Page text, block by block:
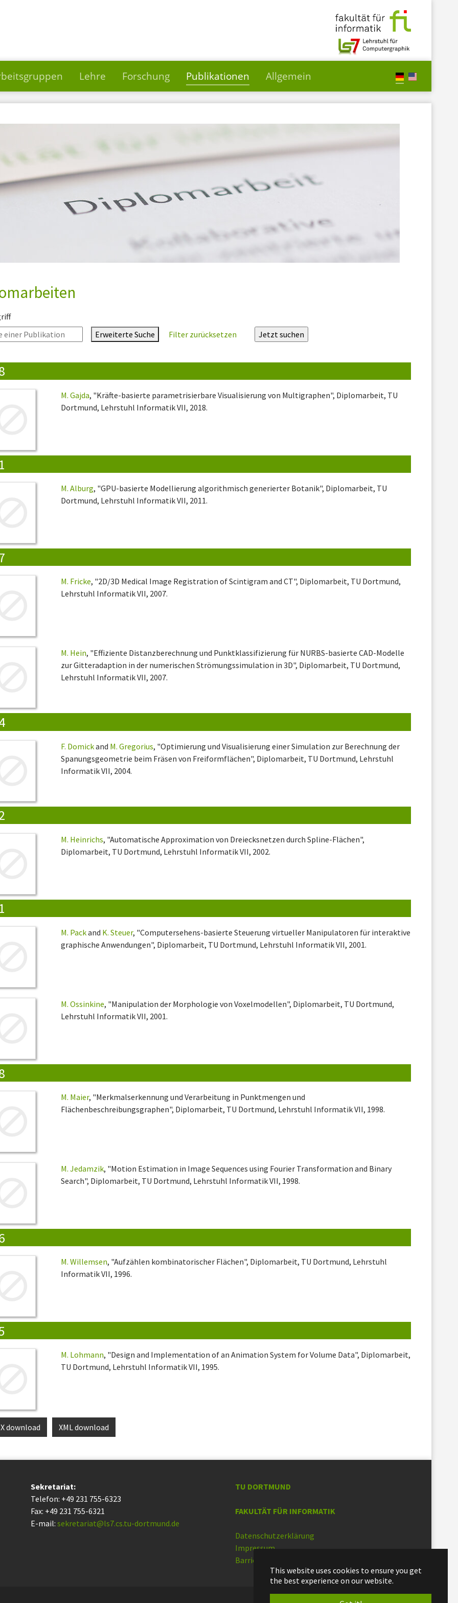
This website uses cookies to ensure you get
the best experience on our website.
Lehre Forschung Publikationen Allgemein
Erweiterte Suche
Filter zurücksetzen
M. Gajda, "Kräfte-basierte parametrisierbare Visualisierung von Multigraphen", Diplomarbeit, TU
Dortmund, Lehrstuhl Informatik VII, 2018.
M. Alburg, "GPU-basierte Modellierung algorithmisch generierter Botanik", Diplomarbeit, TU
Dortmund, Lehrstuhl Informatik VII, 2011.
M. Fricke, "2D/3D Medical Image Registration of Scintigram and CT", Diplomarbeit, TU Dortmund,
Lehrstuhl Informatik VII, 2007.
M. Hein, "Effiziente Distanzberechnung und Punktklassifizierung für NURBS-basierte CAD-Modelle
zur Gitteradaption in der numerischen Strömungssimulation in 3D", Diplomarbeit, TU Dortmund,
Lehrstuhl Informatik VII, 2007.
F. Domickand M. Gregorius, "Optimierung und Visualisierung einer Simulation zur Berechnung der
Spanungsgeometrie beim Fräsen von Freiformflächen", Diplomarbeit, TU Dortmund, Lehrstuhl
Informatik VII, 2004.
M. Heinrichs, "Automatische Approximation von Dreiecksnetzen durch Spline-Flächen",
Diplomarbeit, TU Dortmund, Lehrstuhl Informatik VII, 2002.
M. Packand K. Steuer, "Computersehens-basierte Steuerung virtueller Manipulatoren für interaktive
graphische Anwendungen", Diplomarbeit, TU Dortmund, Lehrstuhl Informatik VII, 2001.
M. Ossinkine, "Manipulation der Morphologie von Voxelmodellen", Diplomarbeit, TU Dortmund,
Lehrstuhl Informatik VII, 2001.
M. Maier, "Merkmalserkennung und Verarbeitung in Punktmengen und
Flächenbeschreibungsgraphen", Diplomarbeit, TU Dortmund, Lehrstuhl Informatik VII, 1998.
M. Jedamzik, "Motion Estimation in Image Sequences using Fourier Transformation and Binary
Search", Diplomarbeit, TU Dortmund, Lehrstuhl Informatik VII, 1998.
M. Willemsen, "Aufzählen kombinatorischer Flächen", Diplomarbeit, TU Dortmund, Lehrstuhl
Informatik VII, 1996.
M. Lohmann, "Design and Implementation of an Animation System for Volume Data", Diplomarbeit,
TU Dortmund, Lehrstuhl Informatik VII, 1995.
download XML download
Sekretariat:
Telefon: +49 231 755-6323
Fax: +49 231 755-6321
E-mail: sekretariat@ls7.cs.tu-dortmund.de
TU DORTMUND
FAKULTÄT FÜR INFORMATIK
Datenschutzerklärung
Impressum
Barrierefreiheit